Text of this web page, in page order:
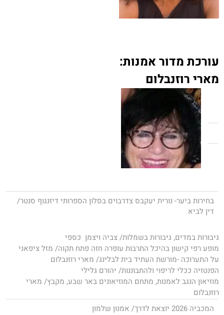
עורכת מדור אמנות:
מארי רוזנבלום
בחירות ביער- נורית יעקבס צדרבוים בסלון הספרותי דיזנגוף סנטר/
דין לביא
גיבורות במדים, גיבורות בשמלות/ צביה ויצמן כספי
מופע רפי קישון בהיכל התרבות עופרה חזה פתח תקוה/ מזל ציפאני
על התערוכה -מורשת העתיד בית לבלינג/ מארי רוזנבלום
הפנטזיה ככלי לריפוי ולהתבוננות/ יהורם גלילי
מוזיאון הנגב לאמנות, מתחם המוזיאונים באר שבע, מקבץ/ מארי
רוזנבלום
המכביה 2026 יוצאת לדרך/ אמנון שלמון